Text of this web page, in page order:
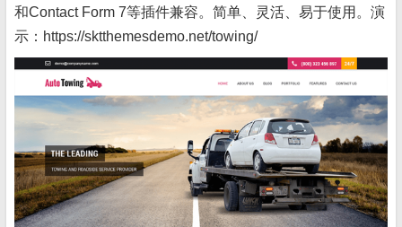
和Contact Form 7等插件兼容。简单、灵活、易于使用。演
示：https://sktthemesdemo.net/towing/